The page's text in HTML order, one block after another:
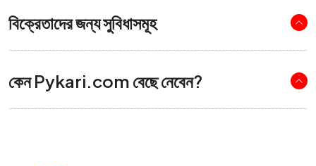
বিক্রেতাদের জন্য সুবিধাসমূহ
কেন Pykari.com বেছে নেবেন?